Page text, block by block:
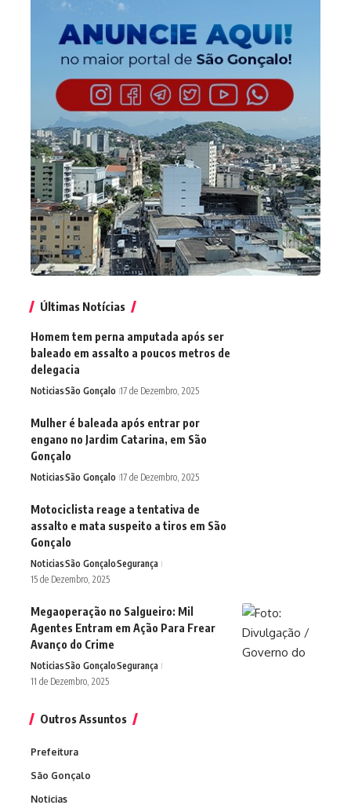
Últimas Notícias
Homem tem perna amputada após ser
baleado em assalto a poucos metros de
delegacia
NoticiasSão Gonçalo 17 de Dezembro, 2025
Mulher é baleada após entrar por
engano no Jardim Catarina, em São
Gonçalo
NoticiasSão Gonçalo 17 de Dezembro, 2025
Motociclista reage a tentativa de
assalto e mata suspeito a tiros em São
Gonçalo
NoticiasSão GonçaloSegurança
15 de Dezembro, 2025
Megaoperação no Salgueiro: Mil
Agentes Entram em Ação Para Frear
Avanço do Crime
NoticiasSão GonçaloSegurança
11 de Dezembro, 2025
Outros Assuntos
Prefeitura
São Gonçalo
Noticias